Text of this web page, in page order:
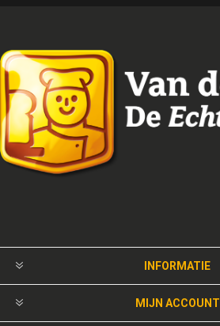
INFORMATIE
MIJN ACCOUNT